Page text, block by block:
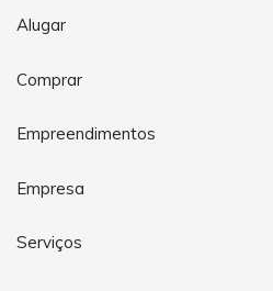
Alugar
Comprar
Empreendimentos
Empresa
Serviços